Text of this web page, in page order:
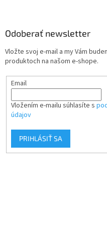
Odoberať newsletter
Vložte svoj e-mail a my Vám
produktoch na našom e-shope.
Email
Vložením e-mailu súhlasíte s
údajov
PRIHLÁSIŤ SA